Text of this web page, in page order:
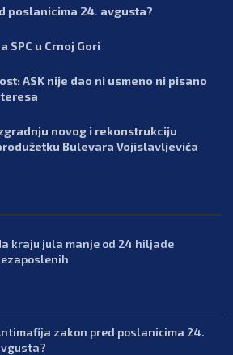
poslanicima 24. avgusta?
SPC u Crnoj Gori
ASK nije dao ni usmeno ni pisano
novog i rekonstrukciju
Bulevara Vojislavljevića
kraju jula manje od 24 hiljade
zakon pred poslanicima 24.